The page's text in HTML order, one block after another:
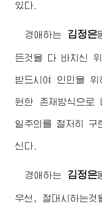
있다.
경애하는 김정은
든것을 다 바치신
받드시여 인민을
원한 존재방식으로
일주의를 철저히 구
신다.
경애하는 김정은
우선, 절대시하는